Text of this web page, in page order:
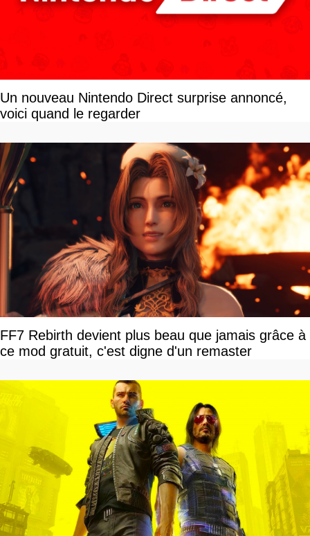
Un nouveau Nintendo Direct surprise annoncé,
voici quand le regarder
FF7 Rebirth devient plus beau que jamais grâce à
ce mod gratuit, c'est digne d'un remaster